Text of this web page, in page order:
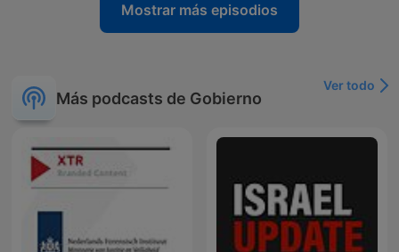
Mostrar más episodios
Más podcasts de Gobierno
Ver todo